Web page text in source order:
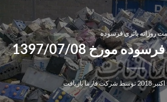
روزانه باتری فرسوده
مورخ 1397/07/08
توسط شرکت فارما بازیافت